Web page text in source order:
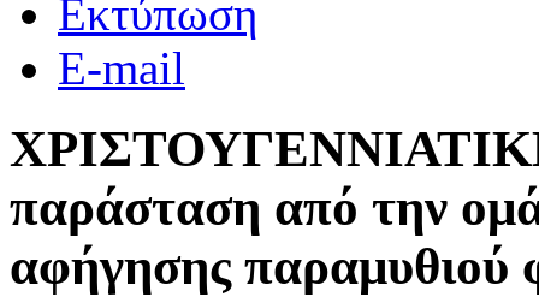
Εκτύπωση
E-mail
ΧΡΙΣΤΟΥΓΕΝΝΙΑΤΙΚΗ
παράσταση από την
αφήγησης παραμυθιού